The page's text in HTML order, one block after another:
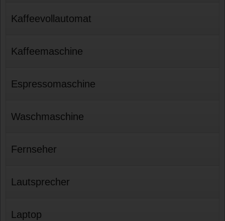
Kaffeevollautomat
Kaffeemaschine
Espressomaschine
Waschmaschine
Fernseher
Lautsprecher
Laptop